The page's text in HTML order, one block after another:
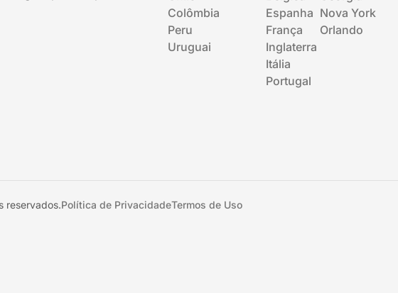
Colômbia
Peru
Uruguai
Espanha
França
Inglaterra
Itália
Portugal
Nova York
Orlando
reservados.Política de PrivacidadeTermos de Uso